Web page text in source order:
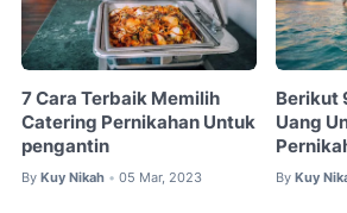
7 Cara Terbaik Memilih
Catering Pernikahan Untuk
pengantin
By Kuy Nikah • 05 Mar, 2023
Berikut
Uang
By Kuy